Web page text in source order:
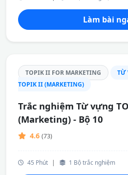
Làm bài
TOPIK II FOR MARKETING
TỪ
TOPIK II (MARKETING)
Trắc nghiệm Từ vựng
(Marketing) - Bộ 10
4.6 (73)
45 Phút | 1 Bộ trắc nghiệm